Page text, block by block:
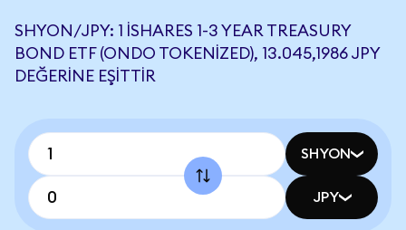
SHYON/JPY: 1 ISHARES 1-3 YEAR TREASURY
BOND ETF (ONDO TOKENIZED), 13.045,1986 JPY
DEĞERINE EŞITTIR
SHYON
JPY